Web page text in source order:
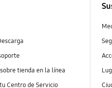
tienda en la línea
Centro de Servicio